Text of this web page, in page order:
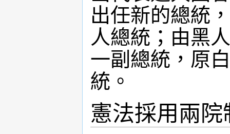
出任新的總統
人總統；由黑
一副總統，原
統。
憲法採用兩院